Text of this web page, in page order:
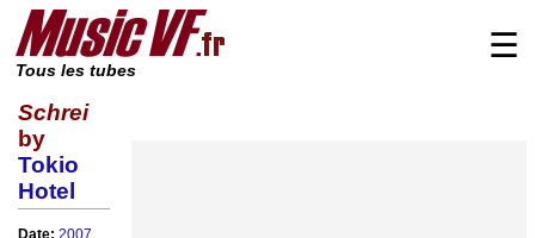
Tous les tubes
☰
Schrei
by
Tokio
Hotel
Date: 2007